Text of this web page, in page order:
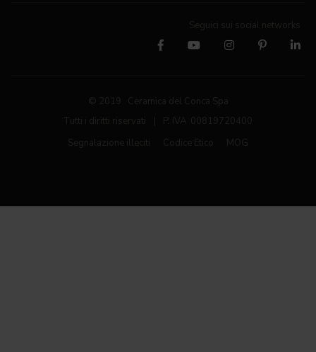
Seguici sui social networks
© 2019 Ceramica del Conca Spa
Tutti i diritti riservati
P. IVA 00819720400
Segnalazione illeciti
Codice Etico MOG